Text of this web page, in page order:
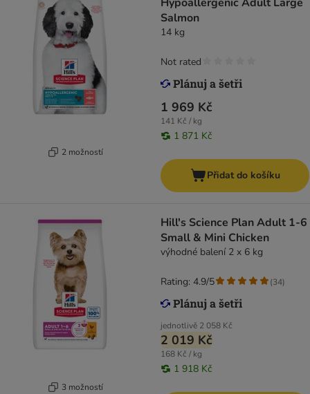
2 možností
Salmon
14 kg
1 969 Kč
141 Kč / kg
1 871 Kč
Not rated
Přidat do košíku
3 možností
Hill's Science Plan Adult 1-6
Small & Mini Chicken
výhodné balení 2 x 6 kg
jednotlivě 2 058 Kč
2 019 Kč
168 Kč / kg
1 918 Kč
Rating: 4.9/5 (34)